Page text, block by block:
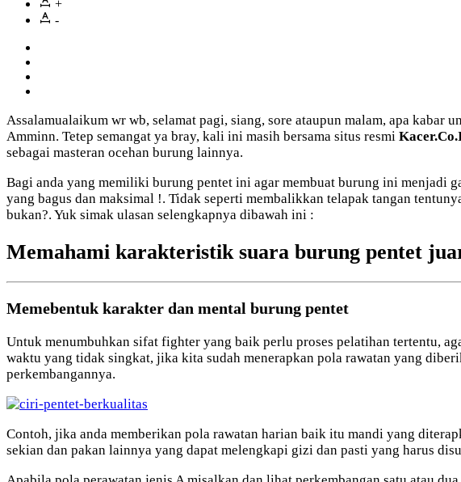
+
-
Assalamualaikum wr wb, selamat pagi, siang, sore ataupun malam, apa
Amminn. Tetep semangat ya bray, kali ini masih bersama situs resmi
sebagai masteran ocehan burung lainnya.
Bagi anda yang memiliki burung pentet ini agar membuat burung ini menjadi
yang bagus dan maksimal !. Tidak seperti membalikkan telapak tangan
bukan?. Yuk simak ulasan selengkapnya dibawah ini :
Memahami karakteristik suara burung pentet
Memebentuk karakter dan mental burung pentet
Untuk menumbuhkan sifat fighter yang baik perlu proses pelatihan tertentu,
waktu yang tidak singkat, jika kita sudah menerapkan pola rawatan yang
perkembangannya.
Contoh, jika anda memberikan pola rawatan harian baik itu mandi yang
sekian dan pakan lainnya yang dapat melengkapi gizi dan pasti yang harus